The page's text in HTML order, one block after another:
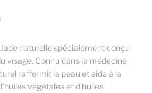
naturelle spécialement conçu
visage. Connu dans la médecine
raffermit la peau et aide à la
végétales et d’huiles